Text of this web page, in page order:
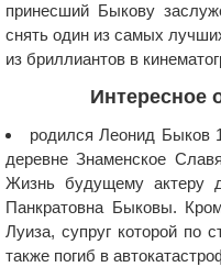
принесший Быкову
снять один из самых
из бриллиантов в
Интересное
родился Леонид Быков
деревне Знаменское
Жизнь будущему актеру
Панкратовна Быковы.
Луиза, супруг которой по
также погиб в